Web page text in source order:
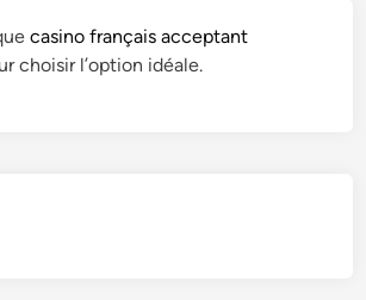
casino français acceptant
choisir l’option idéale.